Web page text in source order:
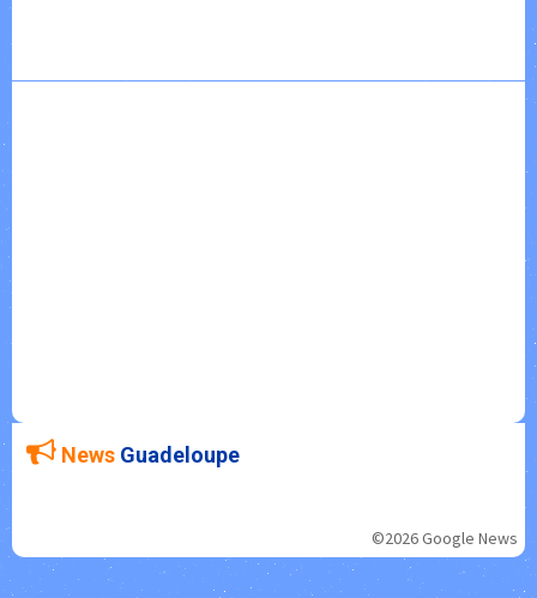
News Guadeloupe
©2026 Google News